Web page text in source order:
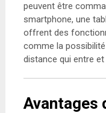
peuvent être
smartphone, une
offrent des
comme la
distance qui entre
Avantages